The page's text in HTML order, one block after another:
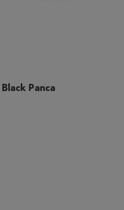
Panca